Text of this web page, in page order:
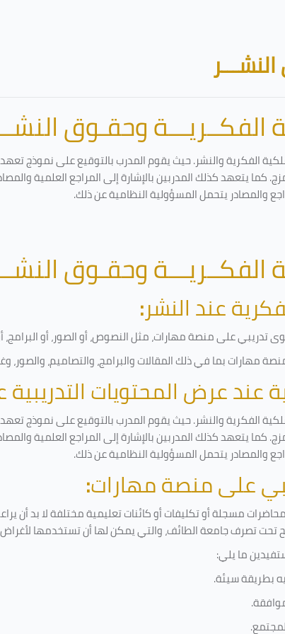
وحقـوق
الفكرية والنشر. حيث يقوم المدرب بالتوقيع على نموذج تعهد
كما يتعهد كذلك المدربين بالإشارة إلى المراجع العلمية
والمصادر يتحمل المسؤولية النظامية عن ذلك.
وحقـوق
عند النشر:
على منصة مهارات، مثل النصوص، أو الصور، أو البرامج، أو
بما في ذلك المقالات والبرامج، والتصاميم، والصور،
عند عرض المحتويات
الفكرية والنشر. حيث يقوم المدرب بالتوقيع على نموذج تعهد
كما يتعهد كذلك المدربين بالإشارة إلى المراجع العلمية
والمصادر يتحمل المسؤولية النظامية عن ذلك.
على منصة مهارات:
مسجلة أو تكليفات أو كائنات تعليمية مختلفة لا بد أن
تحت تصرف جامعة الطائف، والتي يمكن لها أن تستخدمها لأغراض
ما يلي:
بطريقة سيئة.
.